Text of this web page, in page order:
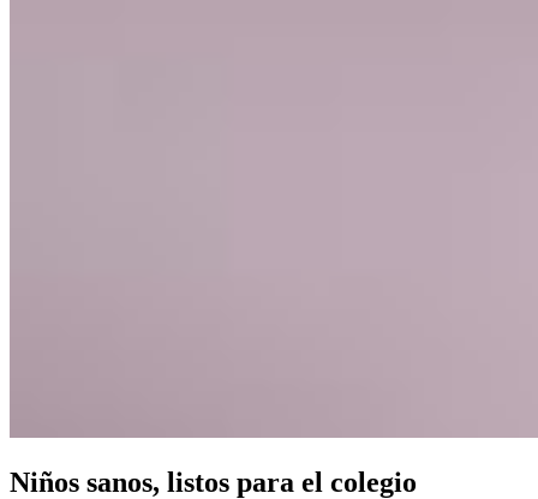
Niños sanos, listos para el colegio